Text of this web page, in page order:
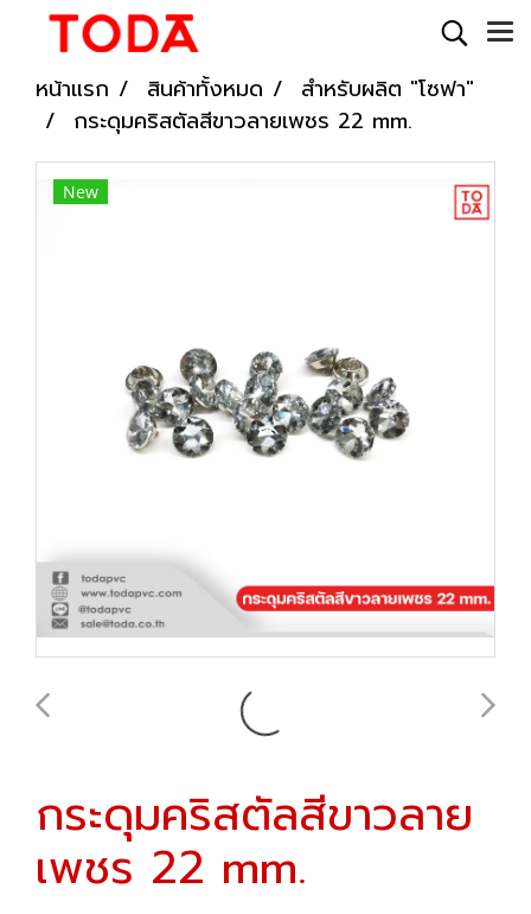
หน้าแรก สินค้าทั้งหมด
สำหรับผลิต "โซฟา"
กระดุมคริสตัลสีขาวลายเพชร 22 mm.
New
กระดุมคริสตัลสีขาวลาย
เพชร 22 mm.